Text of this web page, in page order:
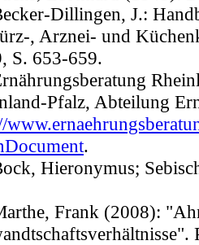
Dillingen, J.:
, Arznei- und
S. 653-659.
Pfalz, Abteilung
.
Hieronymus;
Frank (2008):